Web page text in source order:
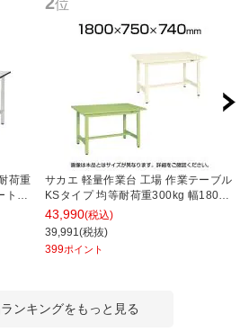
荷重
ト天
位
サカエ 軽量作業台 工場 作業テーブル
KSタイプ 均等耐荷重300kg 幅1800×
奥行750×高さ740mm KS-187S
43,990(税込)
39,991(税抜)
399ポイント
ンキングをもっと見る